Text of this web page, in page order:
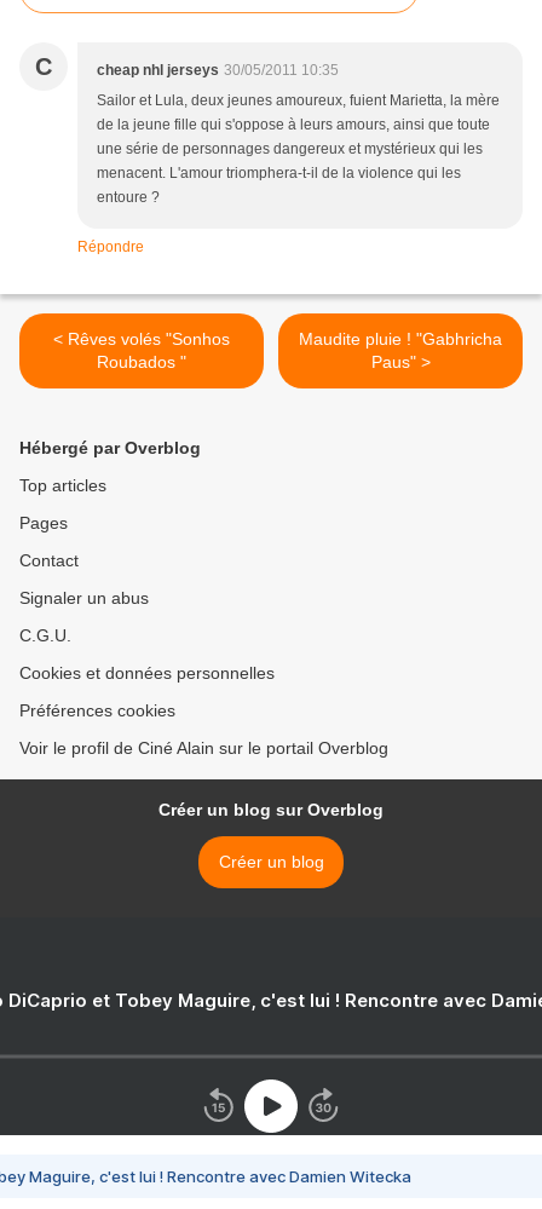
C cheap nhl jerseys 30/05/2011 10:35
Sailor et Lula, deux jeunes amoureux, fuient Marietta, la mère
de la jeune fille qui s'oppose à leurs amours, ainsi que toute
une série de personnages dangereux et mystérieux qui les
menacent. L'amour triomphera-t-il de la violence qui les
entoure ?
Répondre
< Rêves volés "Sonhos
Roubados "
Maudite pluie ! "Gabhricha
Paus" >
Hébergé par Overblog
Top articles
Pages
Contact
Signaler un abus
C.G.U.
Cookies et données personnelles
Préférences cookies
Voir le profil de Ciné Alain sur le portail Overblog
Créer un blog sur Overblog
Créer un blog
DiCaprio et Tobey Maguire, c'est lui ! Rencontre avec
Maguire, c'est lui ! Rencontre avec Damien Witecka